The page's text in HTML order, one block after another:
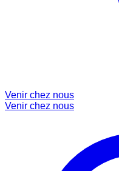
Venir chez nous
Venir chez nous